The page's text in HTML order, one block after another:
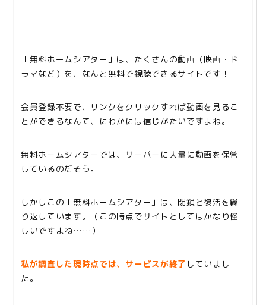
「無料ホームシアター」は、たくさんの動画（映画・ド
ラマなど）を、なんと無料で視聴できるサイトです！
会員登録不要で、リンクをクリックすれば動画を見るこ
とができるなんて、にわかには信じがたいですよね。
無料ホームシアターでは、サーバーに大量に動画を保管
しているのだそう。
しかしこの「無料ホームシアター」は、閉鎖と復活を繰
り返しています。（この時点でサイトとしてはかなり怪
しいですよね……）
私が調査した現時点では、サービスが終了 していまし
た。